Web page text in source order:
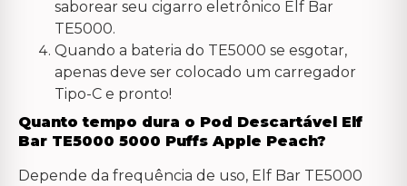
saborear seu cigarro eletrônico Elf Bar
TE5000.
Quando a bateria do TE5000 se esgotar,
apenas deve ser colocado um carregador
Tipo-C e pronto!
Quanto tempo dura o Pod Descartável Elf
Bar TE5000 5000 Puffs Apple Peach?
Depende da frequência de uso, Elf Bar TE5000